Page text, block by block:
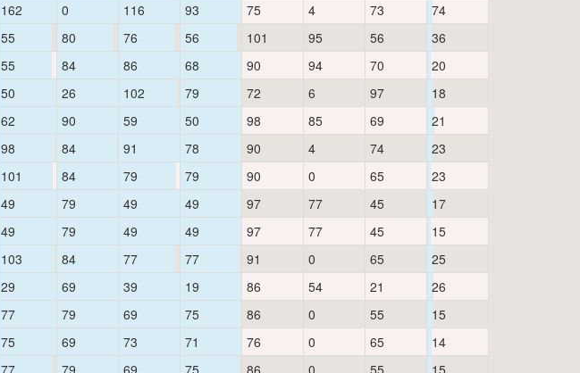
162 0 116 93 75 4 73
74
55 80 76 56 101 95 56
36
55 84 86 68 90 94 70
20
50 26 102 79 72 6 97
18
62 90 59 50 98 85 69
21
98 84 91 78 90 4 74
23
101 84 79 79 90 0 65
23
49 79 49 49 97 77 45
17
49 79 49 49 97 77 45
15
103 84 77 77 91 0 65
25
29 69 39 19 86 54 21
26
77 79 69 75 86 0 55
15
75 69 73 71 76 0 65
14
77 79 69 75 86 0 55 15